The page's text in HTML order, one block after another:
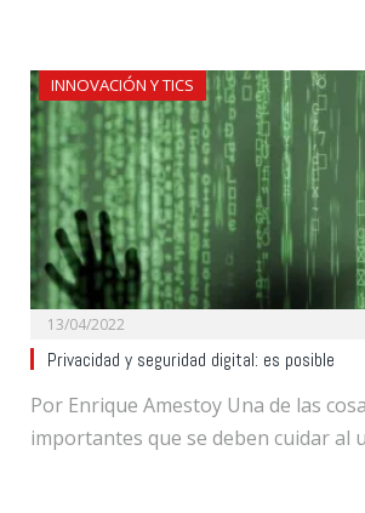
INNOVACIÓN Y TICS
13/04/2022
Privacidad y seguridad digital: es posible
Por Enrique Amestoy Una de las
importantes que se deben cuidar al